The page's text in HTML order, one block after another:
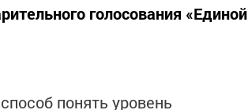
голосования «Единой
понять уровень